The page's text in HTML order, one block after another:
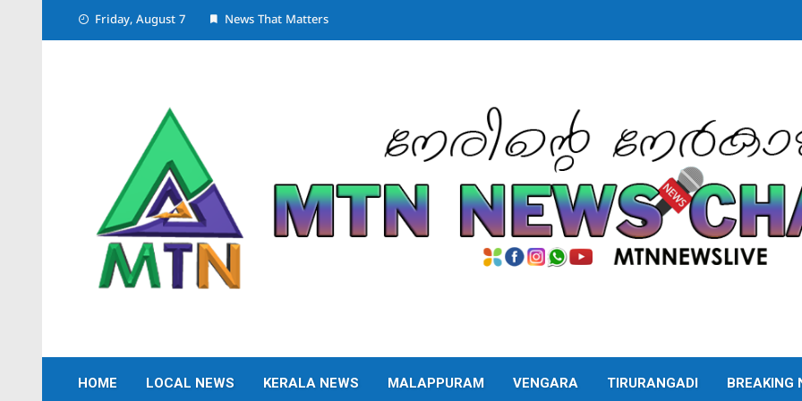
Friday, August 7 News That Matters
HOME LOCAL NEWS KERALA NEWS MALAPPURAM VENGARA TIRURANGADI BREAKING